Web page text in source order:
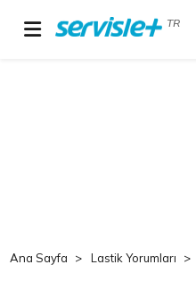
TR
Ana Sayfa Lastik Yorumları